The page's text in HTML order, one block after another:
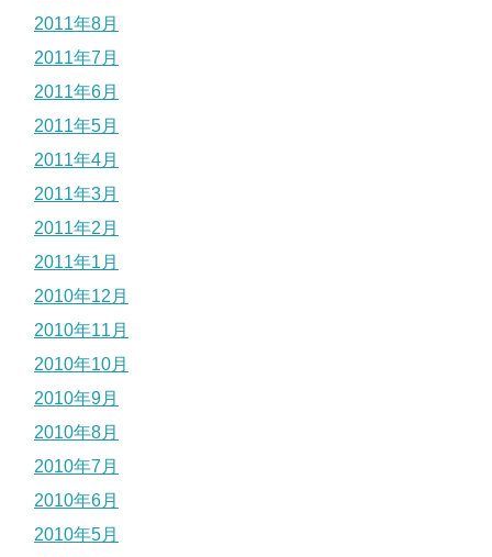
2011年8月
2011年7月
2011年6月
2011年5月
2011年4月
2011年3月
2011年2月
2011年1月
2010年12月
2010年11月
2010年10月
2010年9月
2010年8月
2010年7月
2010年6月
2010年5月